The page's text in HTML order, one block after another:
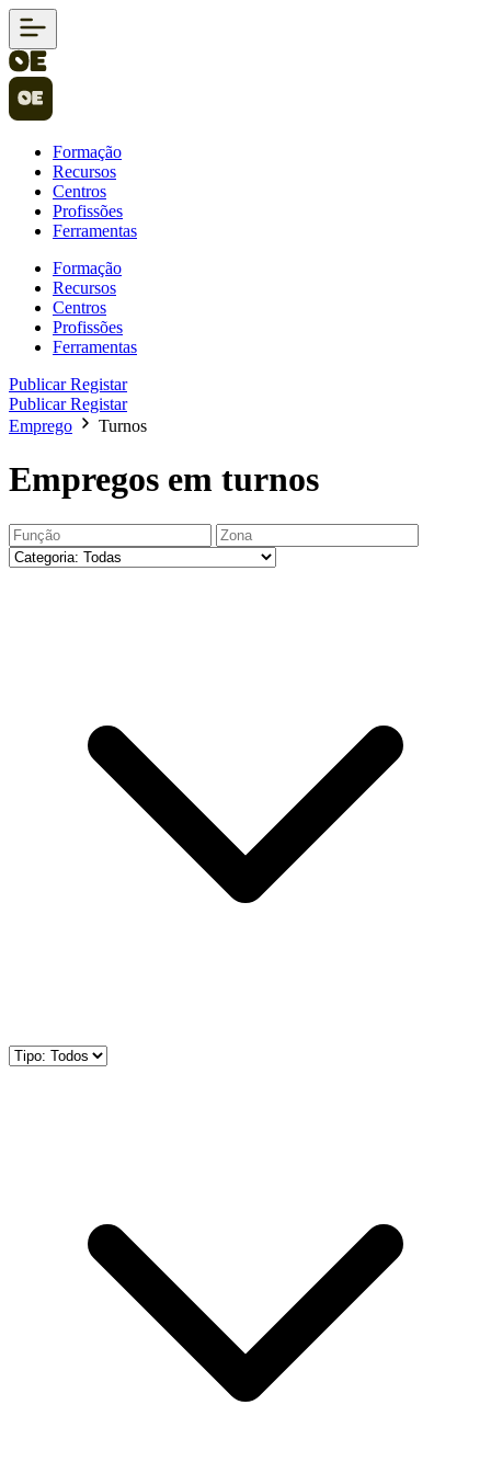
Formação
Recursos
Centros
Profissões
Ferramentas
Formação
Recursos
Centros
Profissões
Ferramentas
PublicarRegistar
PublicarRegistar
Emprego
Turnos
Empregos em turnos